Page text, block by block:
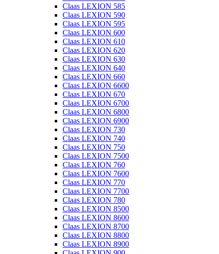
Claas LEXION 585
Claas LEXION 590
Claas LEXION 595
Claas LEXION 600
Claas LEXION 610
Claas LEXION 620
Claas LEXION 630
Claas LEXION 640
Claas LEXION 660
Claas LEXION 6600
Claas LEXION 670
Claas LEXION 6700
Claas LEXION 6800
Claas LEXION 6900
Claas LEXION 730
Claas LEXION 740
Claas LEXION 750
Claas LEXION 7500
Claas LEXION 760
Claas LEXION 7600
Claas LEXION 770
Claas LEXION 7700
Claas LEXION 780
Claas LEXION 8500
Claas LEXION 8600
Claas LEXION 8700
Claas LEXION 8800
Claas LEXION 8900